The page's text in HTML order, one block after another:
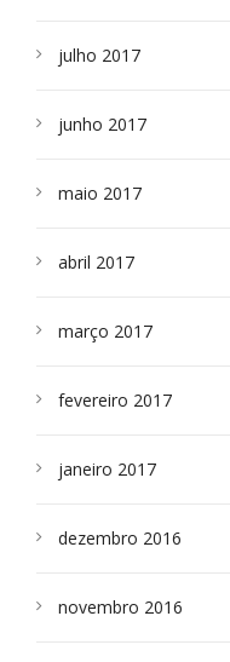
julho 2017
junho 2017
maio 2017
abril 2017
março 2017
fevereiro 2017
janeiro 2017
dezembro 2016
novembro 2016